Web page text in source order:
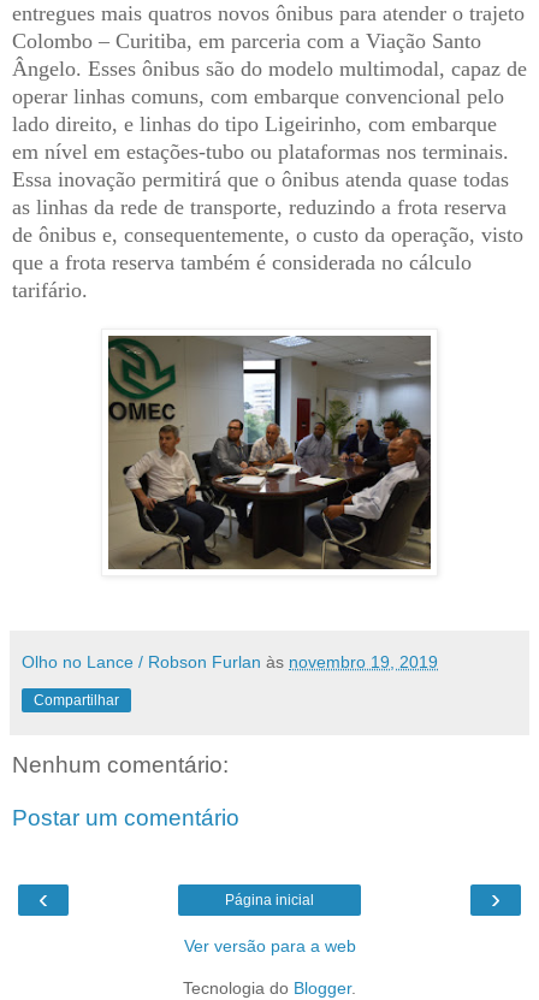
entregues mais quatros novos ônibus para atender o trajeto
Colombo – Curitiba, em parceria com a Viação Santo
Ângelo. Esses ônibus são do modelo multimodal, capaz de
operar linhas comuns, com embarque convencional pelo
lado direito, e linhas do tipo Ligeirinho, com embarque
em nível em estações-tubo ou plataformas nos terminais.
Essa inovação permitirá que o ônibus atenda quase todas
as linhas da rede de transporte, reduzindo a frota reserva
de ônibus e, consequentemente, o custo da operação, visto
que a frota reserva também é considerada no cálculo
tarifário.
Olho no Lance / Robson Furlan às novembro 19, 2019
Compartilhar
Nenhum comentário:
Postar um comentário
‹ ›
Página inicial
Ver versão para a web
Tecnologia do Blogger.